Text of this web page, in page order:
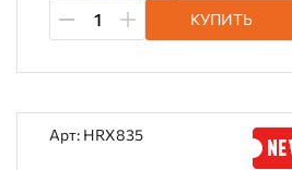
КУПИТЬ
Арт: HRX835